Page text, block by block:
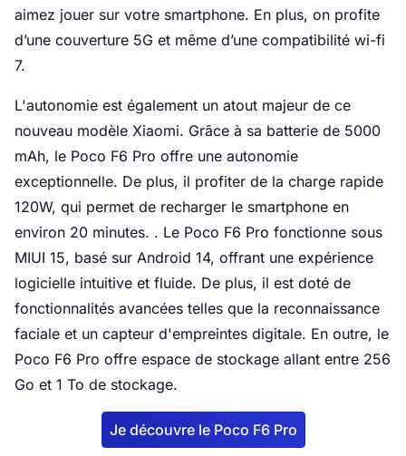
aimez jouer sur votre smartphone. En plus, on profite
d’une couverture 5G et même d’une compatibilité wi-fi
7.
L'autonomie est également un atout majeur de ce
nouveau modèle Xiaomi. Grâce à sa batterie de 5000
mAh, le Poco F6 Pro offre une autonomie
exceptionnelle. De plus, il profiter de la charge rapide
120W, qui permet de recharger le smartphone en
environ 20 minutes. . Le Poco F6 Pro fonctionne sous
MIUI 15, basé sur Android 14, offrant une expérience
logicielle intuitive et fluide. De plus, il est doté de
fonctionnalités avancées telles que la reconnaissance
faciale et un capteur d'empreintes digitale. En outre, le
Poco F6 Pro offre espace de stockage allant entre 256
Go et 1 To de stockage.
Je découvre le Poco F6 Pro